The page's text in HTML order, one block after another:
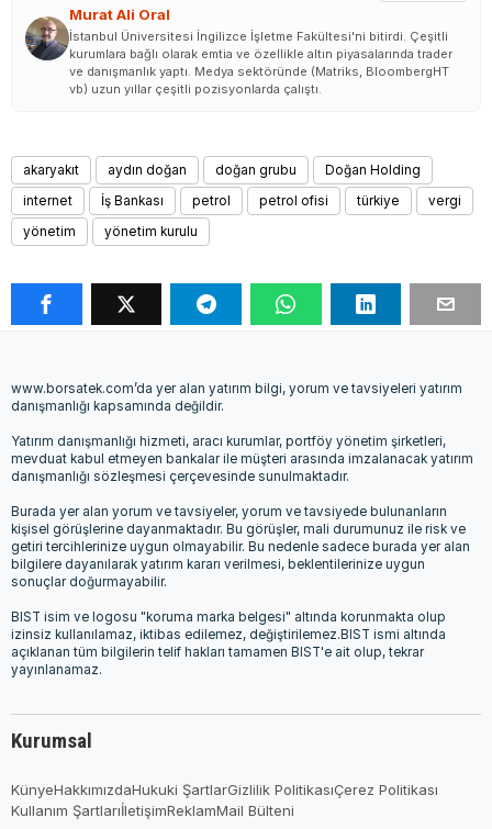
Murat Ali Oral
İstanbul Üniversitesi İngilizce İşletme Fakültesi'ni bitirdi. Çeşitli
kurumlara bağlı olarak emtia ve özellikle altın piyasalarında trader
ve danışmanlık yaptı. Medya sektöründe (Matriks, BloombergHT
vb) uzun yıllar çeşitli pozisyonlarda çalıştı.
akaryakıt aydın doğan doğan grubu
Doğan Holding
internet
İş Bankası petrol petrol ofisi türkiye
vergi
yönetim
yönetim kurulu
www.borsatek.com’da yer alan yatırım bilgi, yorum ve tavsiyeleri yatırım
danışmanlığı kapsamında değildir.
Yatırım danışmanlığı hizmeti, aracı kurumlar, portföy yönetim şirketleri,
mevduat kabul etmeyen bankalar ile müşteri arasında imzalanacak yatırım
danışmanlığı sözleşmesi çerçevesinde sunulmaktadır.
Burada yer alan yorum ve tavsiyeler, yorum ve tavsiyede bulunanların
kişisel görüşlerine dayanmaktadır. Bu görüşler, mali durumunuz ile risk ve
getiri tercihlerinize uygun olmayabilir. Bu nedenle sadece burada yer alan
bilgilere dayanılarak yatırım kararı verilmesi, beklentilerinize uygun
sonuçlar doğurmayabilir.
BIST isim ve logosu "koruma marka belgesi" altında korunmakta olup
izinsiz kullanılamaz, iktibas edilemez, değiştirilemez.BIST ismi altında
açıklanan tüm bilgilerin telif hakları tamamen BIST'e ait olup, tekrar
yayınlanamaz.
Kurumsal
KünyeHakkımızdaHukuki ŞartlarGizlilik PolitikasıÇerez Politikası
Kullanım ŞartlarıİletişimReklamMail Bülteni